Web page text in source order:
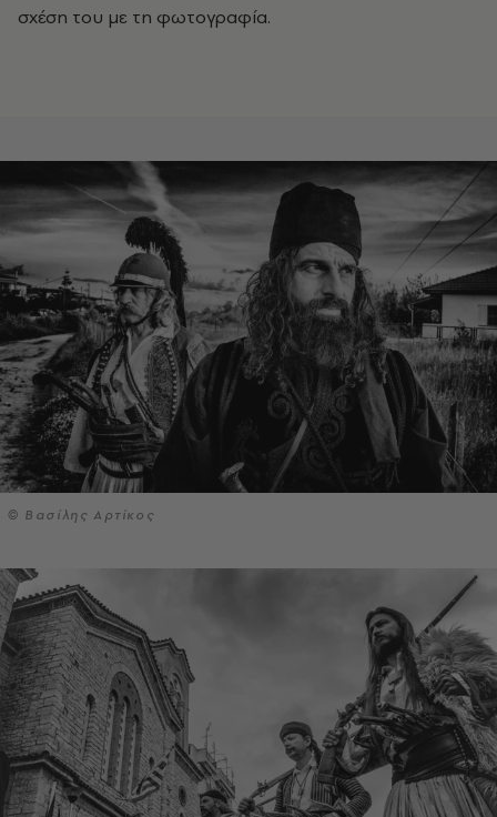
σχέση του με τη φωτογραφία.
© Βασίλης Αρτίκος